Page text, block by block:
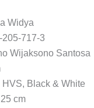
Widya
205-717-3
Wijaksono Santosa
Black & White
cm